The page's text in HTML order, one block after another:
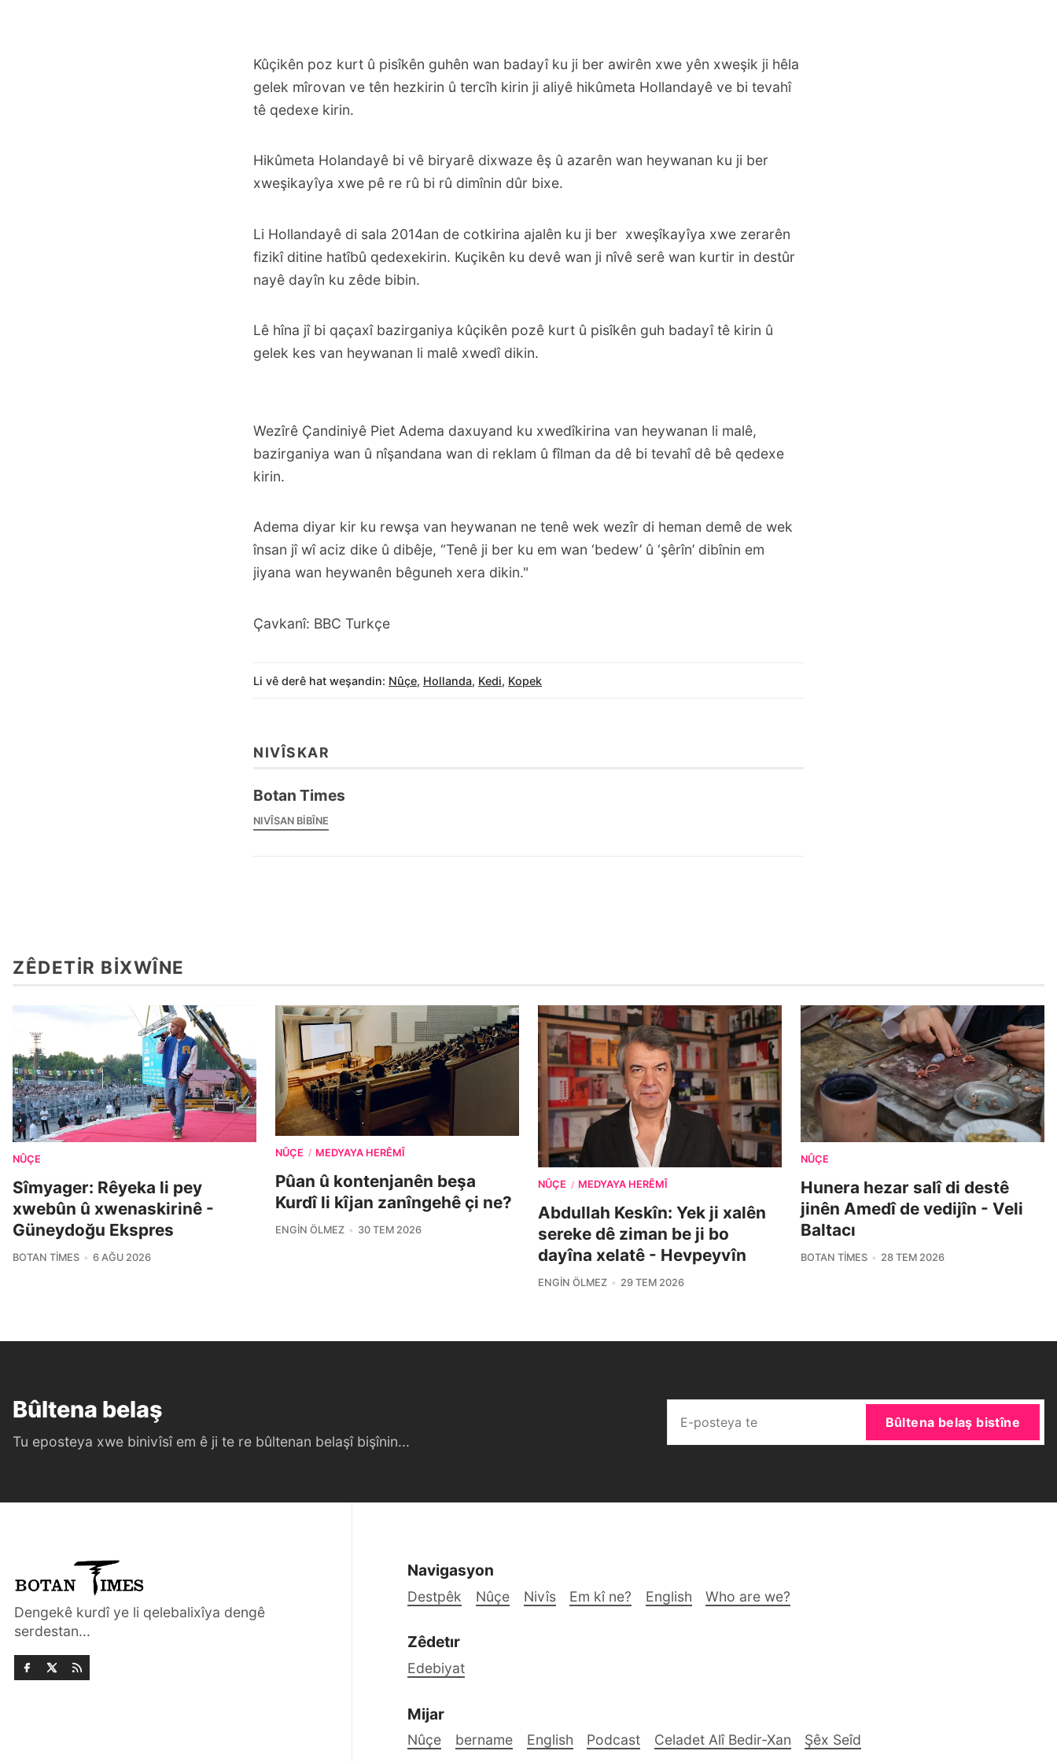
Kûçikên poz kurt û pisîkên guhên wan badayî ku ji ber awirên xwe yên xweşik ji hêla
gelek mîrovan ve tên hezkirin û tercîh kirin ji aliyê hikûmeta Hollandayê ve bi tevahî
tê qedexe kirin.
Hikûmeta Holandayê bi vê biryarê dixwaze êş û azarên wan heywanan ku ji ber
xweşikayîya xwe pê re rû bi rû dimînin dûr bixe.
Li Hollandayê di sala 2014an de cotkirina ajalên ku ji ber xweşîkayîya xwe zerarên
fizikî ditine hatîbû qedexekirin. Kuçikên ku devê wan ji nîvê serê wan kurtir in destûr
nayê dayîn ku zêde bibin.
Lê hîna jî bi qaçaxî bazirganiya kûçikên pozê kurt û pisîkên guh badayî tê kirin û
gelek kes van heywanan li malê xwedî dikin.
Wezîrê Çandiniyê Piet Adema daxuyand ku xwedîkirina van heywanan li malê,
bazirganiya wan û nîşandana wan di reklam û fîlman da dê bi tevahî dê bê qedexe
kirin.
Adema diyar kir ku rewşa van heywanan ne tenê wek wezîr di heman demê de wek
însan jî wî aciz dike û dibêje, “Tenê ji ber ku em wan ‘bedew’ û ‘şêrîn’ dibînin em
jiyana wan heywanên bêguneh xera dikin."
Çavkanî: BBC Turkçe
Li vê derê hat weşandin: Nûçe, Hollanda, Kedi, Kopek
NIVÎSKAR
Botan Times
NIVÎSAN BIBÎNE
ZÊDETIR BIXWÎNE
NÛÇE
Sîmyager: Rêyeka li pey
xwebûn û xwenaskirinê -
Güneydoğu Ekspres
BOTAN TIMES 6 AĞU 2026
NÛÇE / MEDYAYA HERÊMÎ
Pûan û kontenjanên beşa
Kurdî li kîjan zanîngehê çi ne?
ENGIN ÖLMEZ 30 TEM 2026
NÛÇE / MEDYAYA HERÊMÎ
Abdullah Keskîn: Yek ji xalên
sereke dê ziman be ji bo
dayîna xelatê - Hevpeyvîn
ENGIN ÖLMEZ 29 TEM 2026
NÛÇE
Hunera hezar salî di destê
jinên Amedî de vedijîn - Veli
Baltacı
BOTAN TIMES 28 TEM 2026
Bûltena belaş
Tu eposteya xwe binivîsî em ê ji te re bûltenan belaşî bişînin...
Bûltena belaş bistîne
Dengekê kurdî ye li qelebalixîya dengê
serdestan...
Navigasyon
Destpêk Nûçe Nivîs Em kî ne? English Who are we?
Zêdetır
Edebiyat
Mijar
Nûçe bername English Podcast Celadet Alî Bedir-Xan Şêx Seîd